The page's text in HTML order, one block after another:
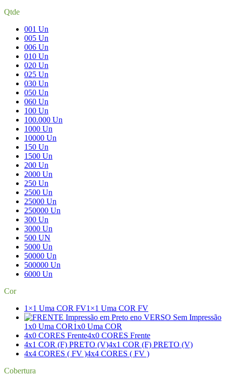
Qtde
001 Un
005 Un
006 Un
010 Un
020 Un
025 Un
030 Un
050 Un
060 Un
100 Un
100.000 Un
1000 Un
10000 Un
150 Un
1500 Un
200 Un
2000 Un
250 Un
2500 Un
25000 Un
250000 Un
300 Un
3000 Un
500 UN
5000 Un
50000 Un
500000 Un
6000 Un
Cor
1×1 Uma COR FV1×1 Uma COR FV
1x0 Uma COR1x0 Uma COR
4x0 CORES Frente4x0 CORES Frente
4x1 COR (F) PRETO (V)4x1 COR (F) PRETO (V)
4x4 CORES ( FV )4x4 CORES ( FV )
Cobertura